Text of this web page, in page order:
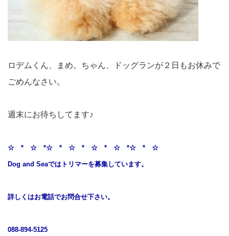
ロデムくん、まめ。ちゃん、ドッグランが２日もお休みで
ごめんなさい。
週末にお待ちしてます♪
☆ * ☆ *☆ * ☆ * ☆ * ☆ *☆ * ☆
Dog and Seaではトリマーを募集しています。
詳しくはお電話でお問合せ下さい。
088-894-5125